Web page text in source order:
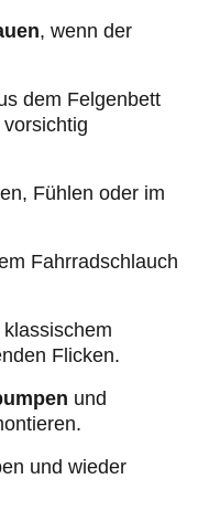
, wenn der
dem Felgenbett
vorsichtig
Fühlen oder im
Fahrradschlauch
klassischem
Flicken.
und
und wieder